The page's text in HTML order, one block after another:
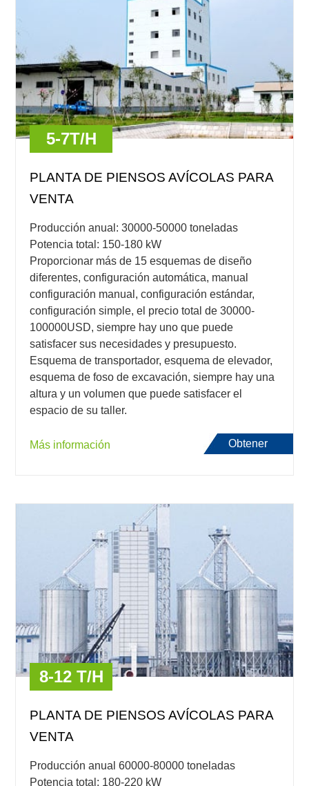
5-7T/H
PLANTA DE PIENSOS AVÍCOLAS PARA
VENTA
Producción anual: 30000-50000 toneladas
Potencia total: 150-180 kW
Proporcionar más de 15 esquemas de diseño
diferentes, configuración automática, manual
configuración manual, configuración estándar,
configuración simple, el precio total de 30000-
100000USD, siempre hay uno que puede
satisfacer sus necesidades y presupuesto.
Esquema de transportador, esquema de elevador,
esquema de foso de excavación, siempre hay una
altura y un volumen que puede satisfacer el
espacio de su taller.
Más información
Obtener
8-12 T/H
PLANTA DE PIENSOS AVÍCOLAS PARA
VENTA
Producción anual 60000-80000 toneladas
Potencia total: 180-220 kW